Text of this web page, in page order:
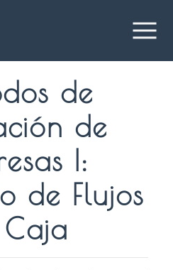
de
de
I:
de Flujos